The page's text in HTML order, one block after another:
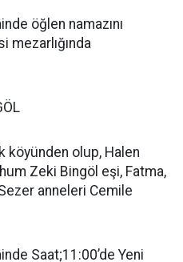
öğlen namazını
mezarlığında
köyünden olup, Halen
Zeki Bingöl eşi, Fatma,
anneleri Cemile
Saat;11:00’de Yeni